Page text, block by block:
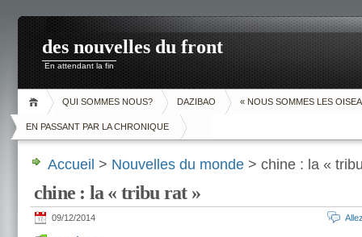
des nouvelles du front
En attendant la fin
QUI SOMMES NOUS? DAZIBAO « NOUS SOMMES LES
EN PASSANT PAR LA CHRONIQUE
Accueil > Nouvelles du monde > chine : la «
chine : la « tribu rat »
09/12/2014